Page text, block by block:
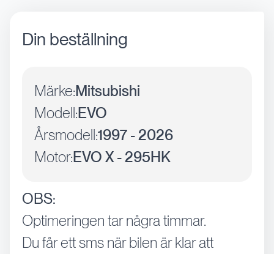
Din beställning
Märke:Mitsubishi
Modell:EVO
Årsmodell:1997 - 2026
Motor:EVO X - 295HK
OBS:
Optimeringen tar några timmar.
Du får ett sms när bilen är klar att